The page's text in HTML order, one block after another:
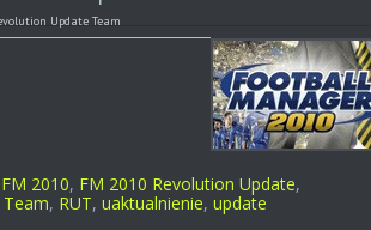
Update Team
FM 2010, FM 2010 Revolution Update,
, RUT, uaktualnienie, update